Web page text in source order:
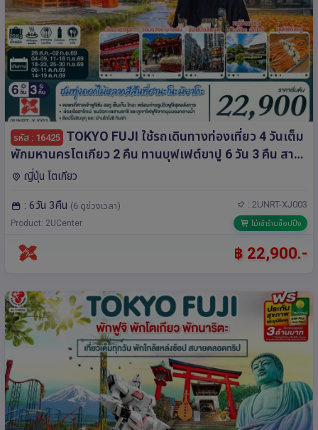
รหัส : 16425 TOKYO FUJI ใช้รถเดินทางท่องเที่ยว 4 วันเต็ม
พักมหานครโตเกียว 2 คืน ทานบุฟเฟต์ขาปู 6 วัน 3 คืน สาย
การบิน ไทยแอร์เอเชีย เอ็กซ์
ญี่ปุ่น โตเกียว
: 6วัน 3คืน (6 ดูช่วงเวลา) : 2UNRT-XJ003
Product: 2UCenter ไม่เข้าร้านช็อปปิ้ง
฿ 22,900.-